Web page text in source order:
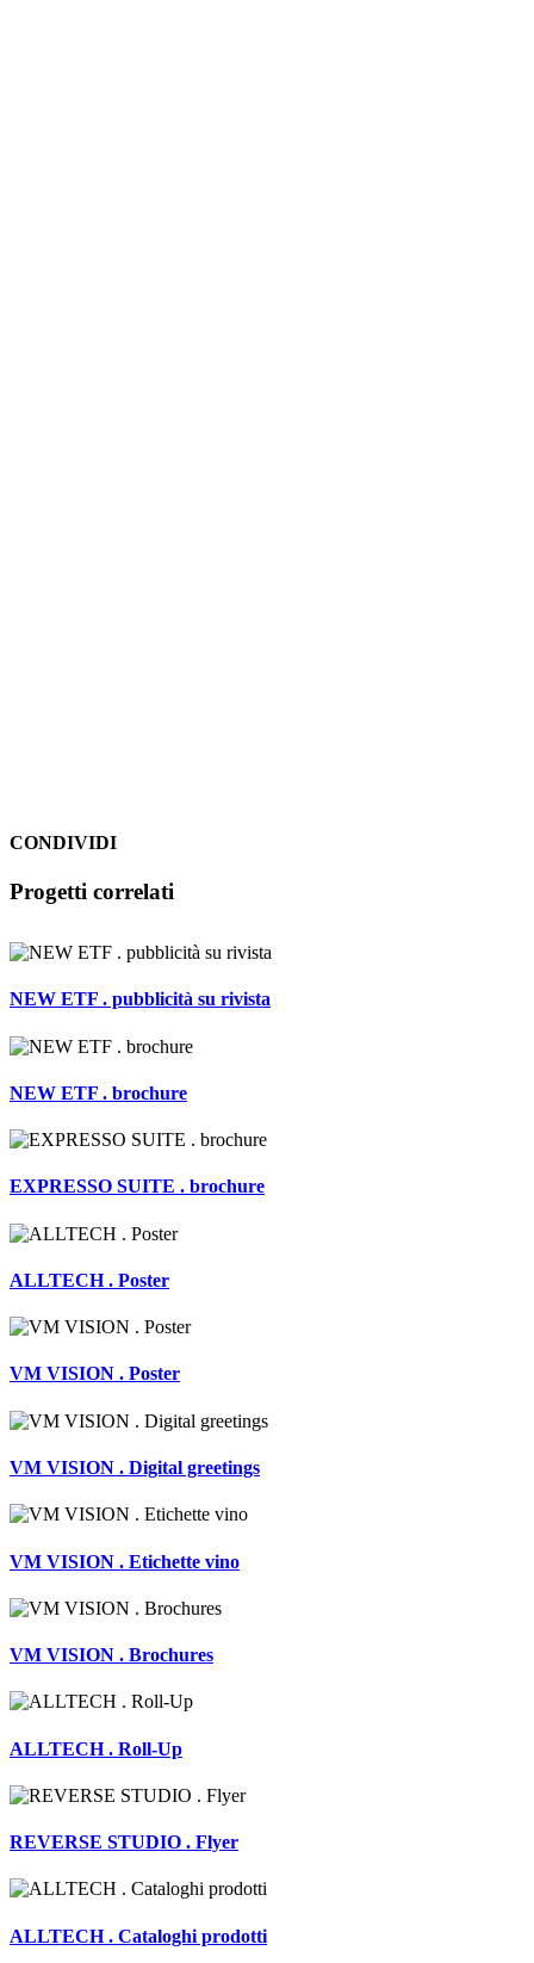
CONDIVIDI
Facebook
LinkedIn
WhatsApp
Pinterest
Email
Progetti correlati
NEW ETF . pubblicità su rivista
NEW ETF . brochure
EXPRESSO SUITE . brochure
ALLTECH . Poster
VM VISION . Poster
VM VISION . Digital greetings
VM VISION . Etichette vino
VM VISION . Brochures
ALLTECH . Roll-Up
REVERSE STUDIO . Flyer
ALLTECH . Cataloghi prodotti